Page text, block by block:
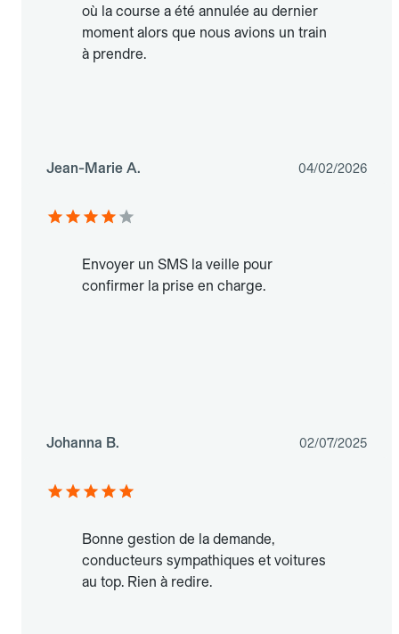
où la course a été annulée au dernier
moment alors que nous avions un train
à prendre.
Jean-Marie A. 04/02/2026
Envoyer un SMS la veille pour
confirmer la prise en charge.
Johanna B. 02/07/2025
Bonne gestion de la demande,
conducteurs sympathiques et voitures
au top. Rien à redire.